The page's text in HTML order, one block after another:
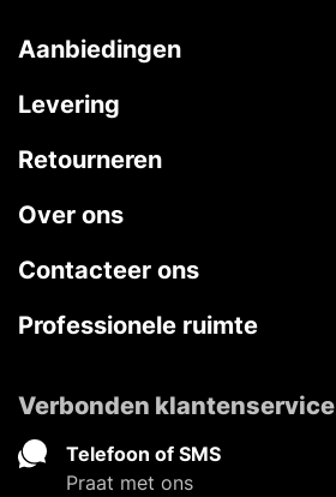
Aanbiedingen
Levering
Retourneren
Over ons
Contacteer ons
Professionele ruimte
Verbonden klantenservice
Telefoon of SMS
Praat met ons